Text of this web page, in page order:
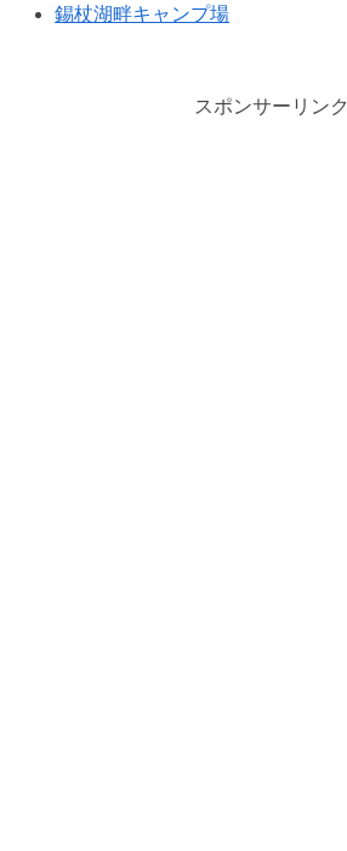
錫杖湖畔キャンプ場
スポンサーリンク